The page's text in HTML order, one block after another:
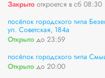
Закрыто откроется в сб 08:30
посёлок городского типа
ул. Советская, 184а
Открыто до 23:59
посёлок городского типа
Открыто до 20:00